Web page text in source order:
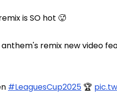
is SO hot 🥵
remix new video
#LeaguesCup2025 🏆